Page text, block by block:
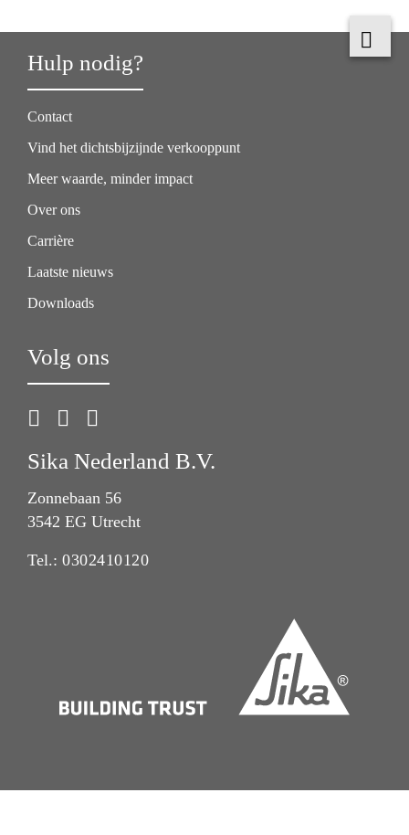
Hulp nodig?
Contact
Vind het dichtsbijzijnde verkooppunt
Meer waarde, minder impact
Over ons
Carrière
Laatste nieuws
Downloads
Volg ons
Sika Nederland B.V.
Zonnebaan 56
3542 EG Utrecht
Tel.: 0302410120